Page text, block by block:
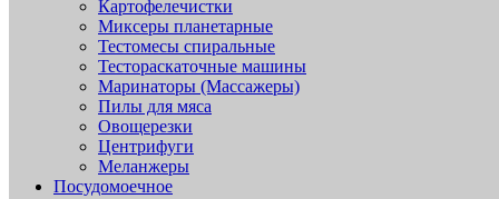
Картофелечистки
Миксеры планетарные
Тестомесы спиральные
Тестораскаточные машины
Маринаторы (Массажеры)
Пилы для мяса
Овощерезки
Центрифуги
Меланжеры
Посудомоечное